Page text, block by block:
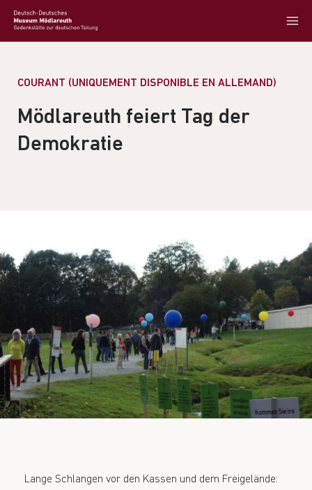
COURANT (UNIQUEMENT DISPONIBLE EN ALLEMAND)
Mödlareuth feiert Tag der
Demokratie
Lange Schlangen vor den Kassen und dem Freigelände: